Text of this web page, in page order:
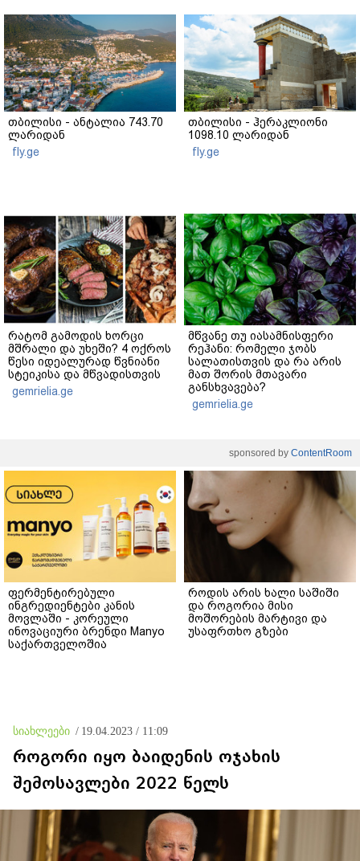
თბილისი - ანტალია 743.70
ლარიდან
fly.ge
თბილისი - ჰერაკლიონი
1098.10 ლარიდან
fly.ge
რატომ გამოდის ხორცი
მშრალი და უხეში? 4 ოქროს
წესი იდეალურად წვნიანი
სტეიკისა და მწვადისთვის
gemrielia.ge
მწვანე თუ იასამნისფერი
რეჰანი: რომელი ჯობს
სალათისთვის და რა არის
მათ შორის მთავარი
განსხვავება?
gemrielia.ge
sponsored by ContentRoom
ფერმენტირებული
ინგრედიენტები კანის
მოვლაში - კორეული
ინოვაციური ბრენდი Manyo
საქართველოშია
როდის არის ხალი საშიში
და როგორია მისი
მოშორების მარტივი და
უსაფრთხო გზები
სიახლეები / 19.04.2023 / 11:09
როგორი იყო ბაიდენის ოჯახის
შემოსავლები 2022 წელს